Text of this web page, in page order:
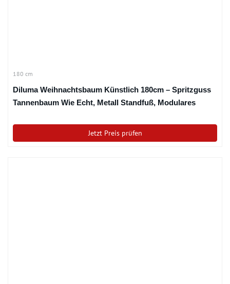
180 cm
Diluma Weihnachtsbaum Künstlich 180cm – Spritzguss
Tannenbaum Wie Echt, Metall Standfuß, Modulares
Künstlicher Premium Voll-PE Christbaum
Jetzt Preis prüfen